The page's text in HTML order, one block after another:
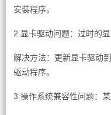
安装程序。
2.显卡驱动问题：过时的
解决方法：更新显卡驱动
驱动程序。
3.操作系统兼容性问题：